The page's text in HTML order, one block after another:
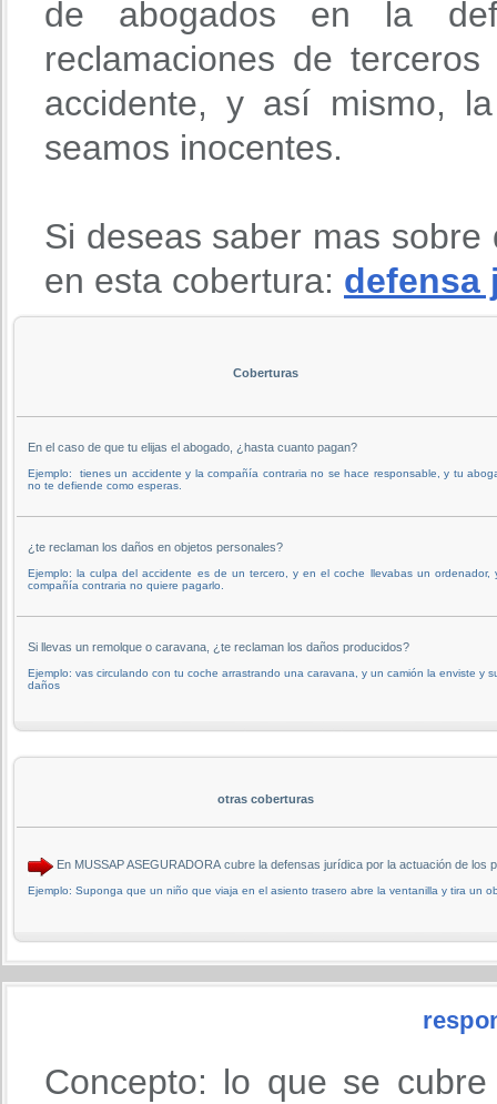
de abogados en la
reclamaciones de
accidente, y así mismo,
seamos inocentes.
Si deseas saber mas
en esta cobertura: defensa
Coberturas
En el caso de que tu elijas el abogado, ¿hasta cuanto pagan?
Ejemplo: tienes un accidente y la compañía contraria no se hace responsable, y tu
no te defiende como esperas.
¿te reclaman los daños en objetos personales?
Ejemplo: la culpa del accidente es de un tercero, y en el coche llevabas un ordenador,
compañía contraria no quiere pagarlo.
Si llevas un remolque o caravana, ¿te reclaman los daños producidos?
Ejemplo: vas circulando con tu coche arrastrando una caravana, y un camión la enviste y
daños
otras coberturas
En MUSSAP ASEGURADORA cubre la defensas jurídica por la actuación de los
Ejemplo: Suponga que un niño que viaja en el asiento trasero abre la ventanilla y tira un
Concepto: lo que se